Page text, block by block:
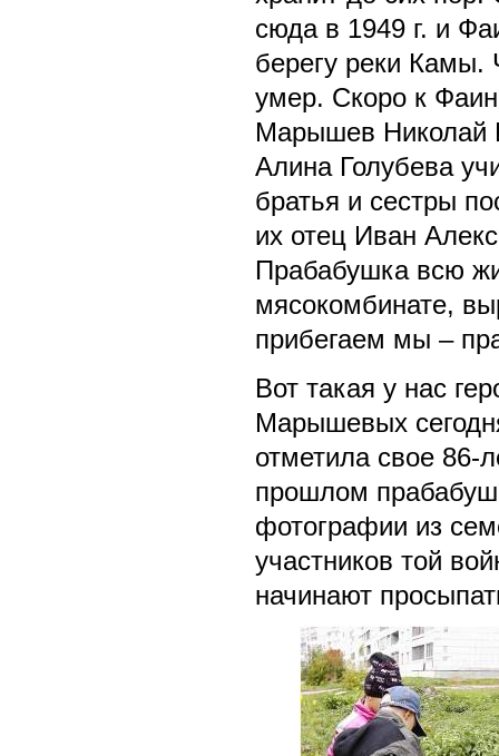
сюда в 1949 г. и
берегу реки Камы.
умер. Скоро к
Марышев Николай
Алина Голубева
братья и сестры
их отец Иван
Прабабушка всю
мясокомбинате,
прибегаем мы –
Вот такая у нас
Марышевых
отметила свое 86-
прошлом
фотографии из
участников той
начинают